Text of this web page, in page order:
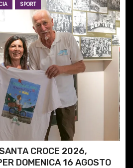
SPORT
CROCE 2026,
DOMENICA 16 AGOSTO